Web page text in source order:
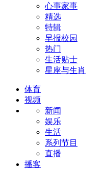
心事家事
精选
特辑
早报校园
热门
生活贴士
星座与生肖
体育
视频
新闻
娱乐
生活
系列节目
直播
播客